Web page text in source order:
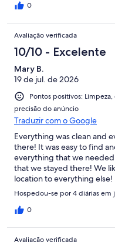
0
Avaliação verificada
10/10 - Excelente
Mary B.
19 de jul. de 2026
Pontos positivos:
precisão do anúncio
Traduzir com o Google
Everything was clean and
there! It was easy to find
everything that we
that we stayed there! We
location to everything
Hospedou-se por 4 diárias em
0
Avaliação verificada